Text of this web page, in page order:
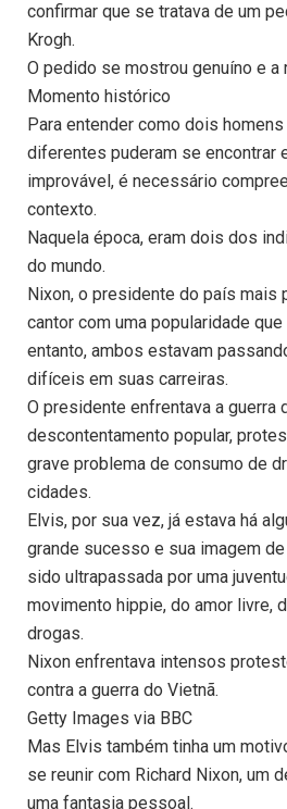
confirmar que se tratava de um
Krogh.
O pedido se mostrou genuíno e a
Momento histórico
Para entender como dois
diferentes puderam se encontrar
improvável, é necessário
contexto.
Naquela época, eram dois dos
do mundo.
Nixon, o presidente do país mais
cantor com uma popularidade
entanto, ambos estavam
difíceis em suas carreiras.
O presidente enfrentava a guerra
descontentamento popular,
grave problema de consumo de
cidades.
Elvis, por sua vez, já estava há
grande sucesso e sua imagem
sido ultrapassada por uma
movimento hippie, do amor livre,
drogas.
Nixon enfrentava intensos
contra a guerra do Vietnã.
Getty Images via BBC
Mas Elvis também tinha um
se reunir com Richard Nixon, um
uma fantasia pessoal.